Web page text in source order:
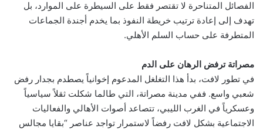
الفصائل المتناحرة لا تقتصر فقط على السيطرة على الموارد، بل
تهدف إلى إعادة ترتيب خريطة النفوذ بما يخدم أجندة الجماعات
المتطرفة على حساب السلم الأهلي.
مصراتة ترفض الرهان على الدم
في تطور لافت، بدأ هذا التغلغل المدعوم إخوانياً يصطدم بجدار رفض
شعبي واسع. ففي مدينة مصراتة، التي طالما شكلت ثقلاً سياسياً
وعسكرياً في الغرب الليبي، تتصاعد أصوات الأهالي والفعاليات
الاجتماعية بشكل لافت رفضاً لاستمرار تواجد عناصر “بقايا مجالس